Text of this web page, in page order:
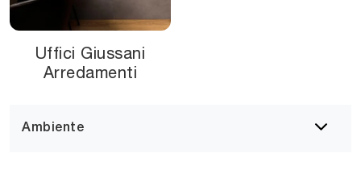
Ambiente
Uffici Giussani
Arredamenti